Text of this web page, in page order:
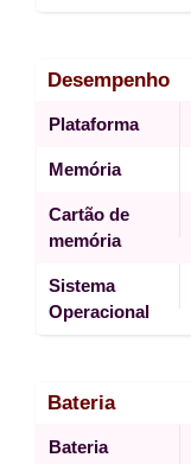
Desempenho
Plataforma
Memória
Cartão de
memória
Sistema
Operacional
Bateria
Bateria